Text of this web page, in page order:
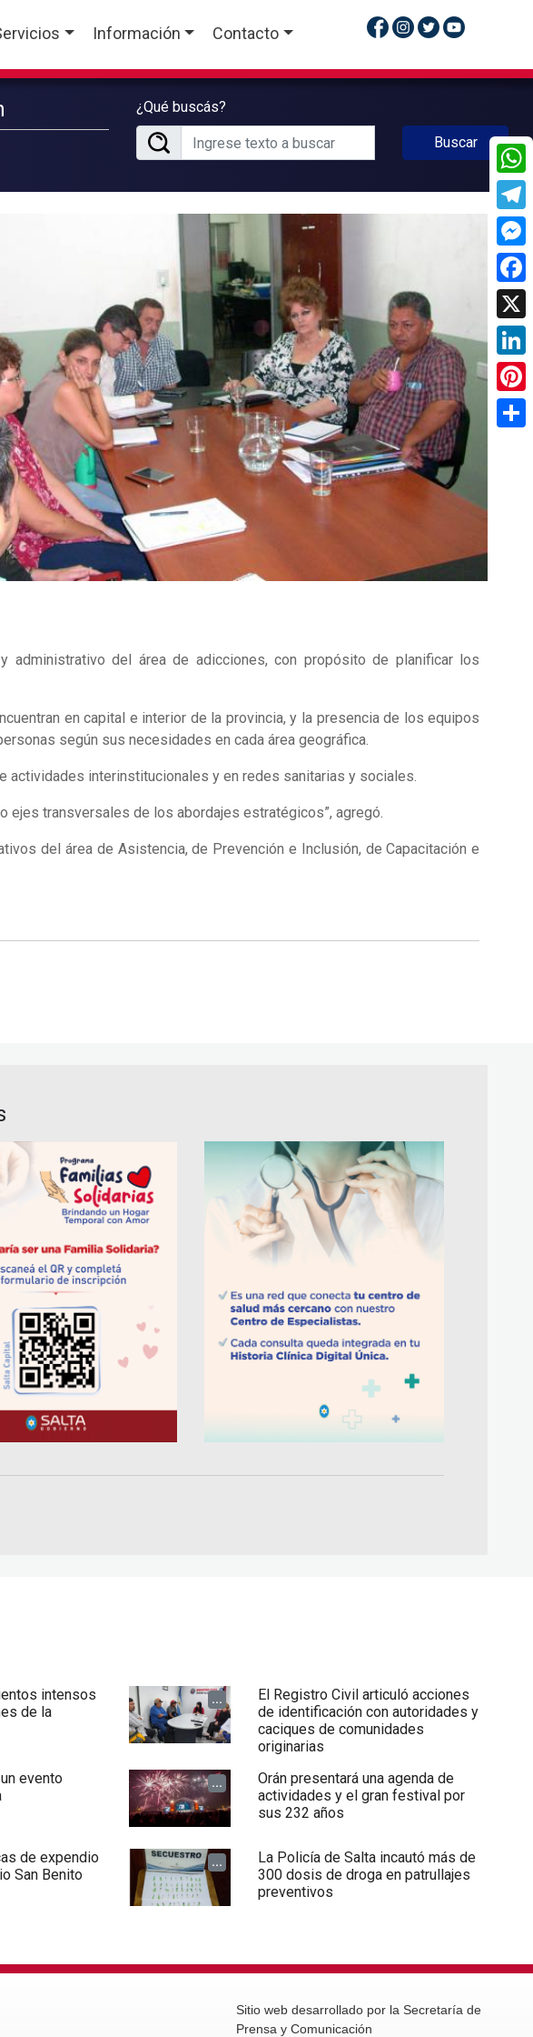
Información Contacto
¿Qué buscás?
Buscar
del área de adicciones, con propósito de planificar los
en capital e interior de la provincia, y la presencia de los equipos
según sus necesidades en cada área geográfica.
actividades interinstitucionales y en redes sanitarias y sociales.
ejes transversales de los abordajes estratégicos”, agregó.
del área de Asistencia, de Prevención e Inclusión, de Capacitación e
intensos
de la
...
El Registro Civil articuló acciones
de identificación con autoridades y
caciques de comunidades
originarias
evento
...
Orán presentará una agenda de
actividades y el gran festival por
sus 232 años
de expendio
San Benito
...
La Policía de Salta incautó más de
300 dosis de droga en patrullajes
preventivos
Sitio web desarrollado por la Secretaría de
Prensa y Comunicación
X